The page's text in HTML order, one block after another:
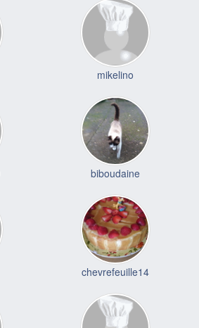
mikelino
biboudaine
chevrefeuille14